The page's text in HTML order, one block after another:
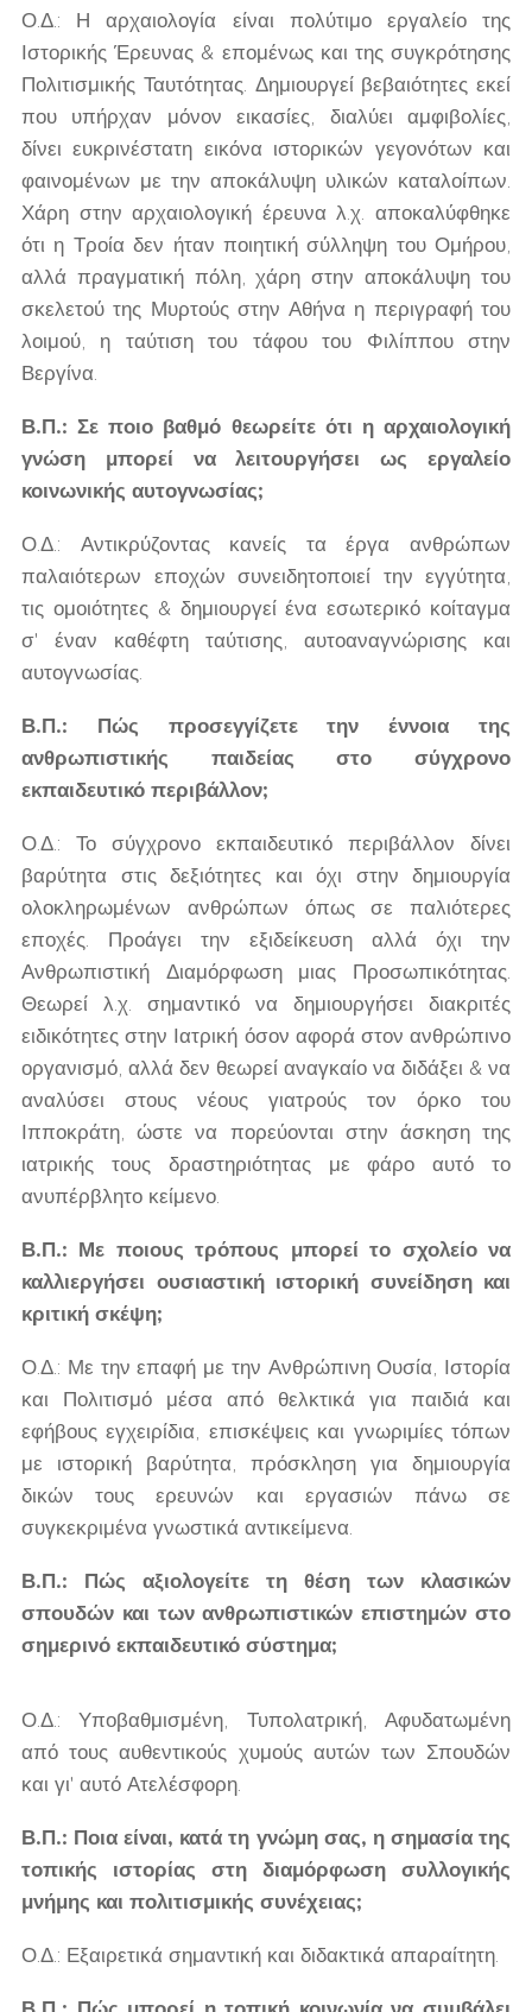
Ο.Δ.: Η αρχαιολογία είναι πολύτιμο εργαλείο της
Ιστορικής Έρευνας & επομένως και της συγκρότησης
Πολιτισμικής Ταυτότητας. Δημιουργεί βεβαιότητες εκεί
που υπήρχαν μόνον εικασίες, διαλύει αμφιβολίες,
δίνει ευκρινέστατη εικόνα ιστορικών γεγονότων και
φαινομένων με την αποκάλυψη υλικών καταλοίπων.
Χάρη στην αρχαιολογική έρευνα λ.χ. αποκαλύφθηκε
ότι η Τροία δεν ήταν ποιητική σύλληψη του Ομήρου,
αλλά πραγματική πόλη, χάρη στην αποκάλυψη του
σκελετού της Μυρτούς στην Αθήνα η περιγραφή του
λοιμού, η ταύτιση του τάφου του Φιλίππου στην
Βεργίνα.
Β.Π.: Σε ποιο βαθμό θεωρείτε ότι η αρχαιολογική
γνώση μπορεί να λειτουργήσει ως εργαλείο
κοινωνικής αυτογνωσίας;
Ο.Δ.: Αντικρύζοντας κανείς τα έργα ανθρώπων
παλαιότερων εποχών συνειδητοποιεί την εγγύτητα,
τις ομοιότητες & δημιουργεί ένα εσωτερικό κοίταγμα
σ' έναν καθέφτη ταύτισης, αυτοαναγνώρισης και
αυτογνωσίας.
Β.Π.: Πώς προσεγγίζετε την έννοια της
ανθρωπιστικής παιδείας στο σύγχρονο
εκπαιδευτικό περιβάλλον;
Ο.Δ.: Το σύγχρονο εκπαιδευτικό περιβάλλον δίνει
βαρύτητα στις δεξιότητες και όχι στην δημιουργία
ολοκληρωμένων ανθρώπων όπως σε παλιότερες
εποχές. Προάγει την εξιδείκευση αλλά όχι την
Ανθρωπιστική Διαμόρφωση μιας Προσωπικότητας.
Θεωρεί λ.χ. σημαντικό να δημιουργήσει διακριτές
ειδικότητες στην Ιατρική όσον αφορά στον ανθρώπινο
οργανισμό, αλλά δεν θεωρεί αναγκαίο να διδάξει & να
αναλύσει στους νέους γιατρούς τον όρκο του
Ιπποκράτη, ώστε να πορεύονται στην άσκηση της
ιατρικής τους δραστηριότητας με φάρο αυτό το
ανυπέρβλητο κείμενο.
Β.Π.: Με ποιους τρόπους μπορεί το σχολείο να
καλλιεργήσει ουσιαστική ιστορική συνείδηση και
κριτική σκέψη;
Ο.Δ.: Με την επαφή με την Ανθρώπινη Ουσία, Ιστορία
και Πολιτισμό μέσα από θελκτικά για παιδιά και
εφήβους εγχειρίδια, επισκέψεις και γνωριμίες τόπων
με ιστορική βαρύτητα, πρόσκληση για δημιουργία
δικών τους ερευνών και εργασιών πάνω σε
συγκεκριμένα γνωστικά αντικείμενα.
Β.Π.: Πώς αξιολογείτε τη θέση των κλασικών
σπουδών και των ανθρωπιστικών επιστημών στο
σημερινό εκπαιδευτικό σύστημα;
Ο.Δ.: Υποβαθμισμένη, Τυπολατρική, Αφυδατωμένη
από τους αυθεντικούς χυμούς αυτών των Σπουδών
και γι' αυτό Ατελέσφορη.
Β.Π.: Ποια είναι, κατά τη γνώμη σας, η σημασία της
τοπικής ιστορίας στη διαμόρφωση συλλογικής
μνήμης και πολιτισμικής συνέχειας;
Ο.Δ.: Εξαιρετικά σημαντική και διδακτικά απαραίτητη.